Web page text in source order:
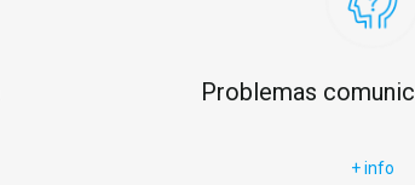
Problemas
+ info